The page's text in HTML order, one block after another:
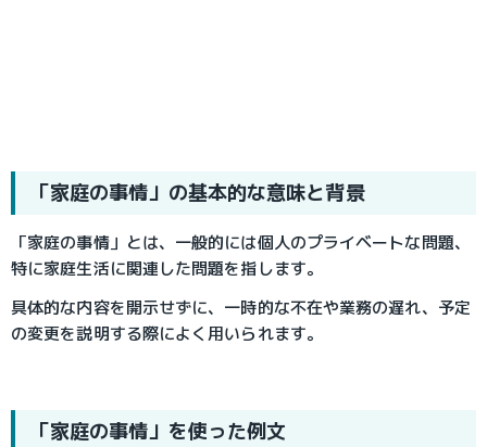
「家庭の事情」の基本的な意味と背景
「家庭の事情」とは、一般的には個人のプライベートな問題、
特に家庭生活に関連した問題を指します。
具体的な内容を開示せずに、一時的な不在や業務の遅れ、予定
の変更を説明する際によく用いられます。
「家庭の事情」を使った例文